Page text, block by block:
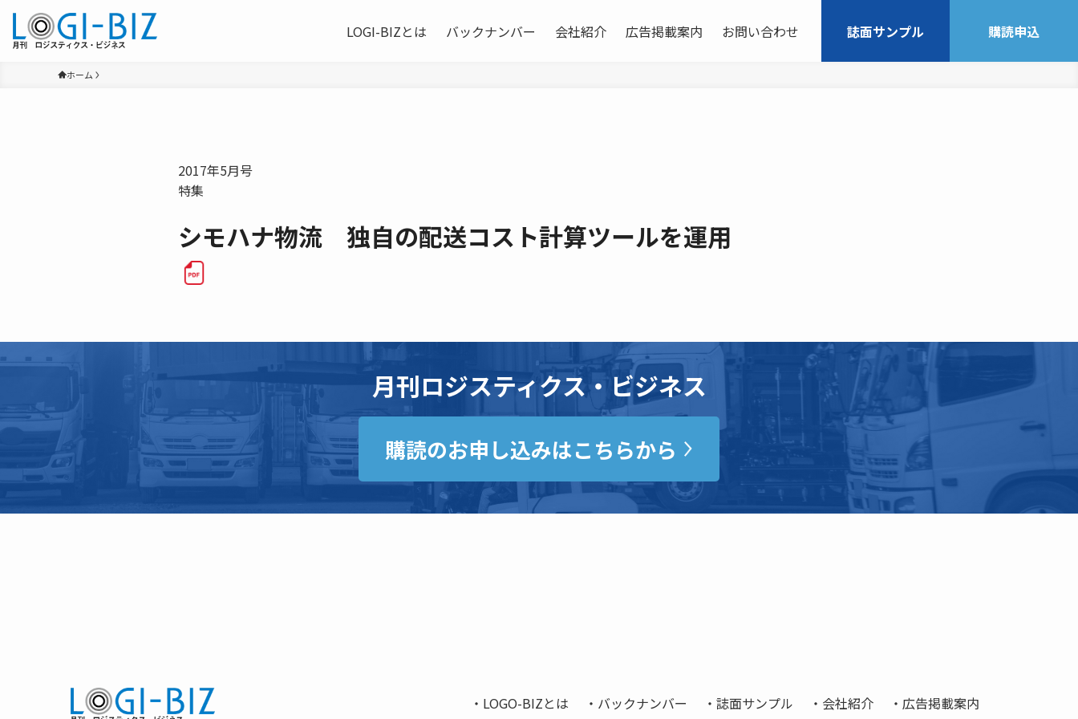
LOGI-BIZとは バックナンバー 会社紹介 広告掲載案内 お問い合わせ 誌面サンプル 購読申込
ホーム
2017年5月号
特集
シモハナ物流 独自の配送コスト計算ツールを運用
月刊ロジスティクス・ビジネス
購読のお申し込みはこちらから
LOGO-BIZとは バックナンバー 誌面サンプル 会社紹介 広告掲載案内